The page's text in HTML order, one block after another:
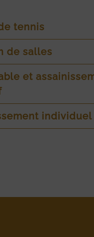
tennis
de salles
et
individuel